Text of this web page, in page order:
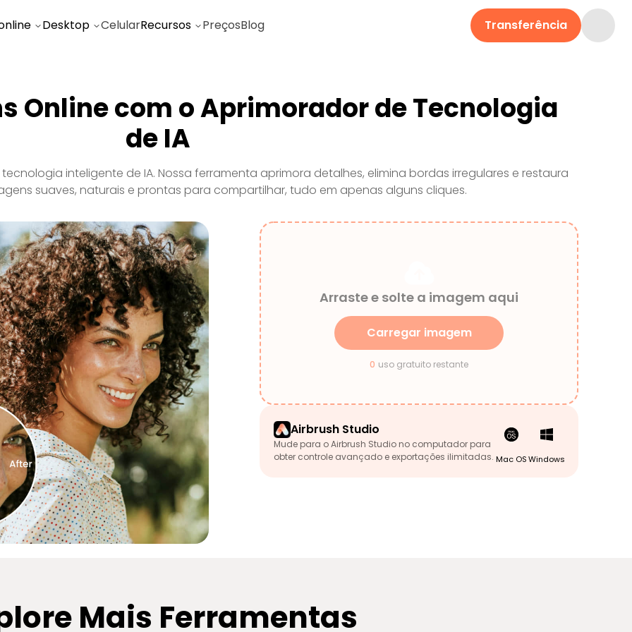
Desktop CelularRecursos PreçosBlog Transferência
Online com o Aprimorador de Tecnologia
de IA
inteligente de IA. Nossa ferramenta aprimora detalhes, elimina bordas irregulares e restaura
suaves, naturais e prontas para compartilhar, tudo em apenas alguns cliques.
Arraste e solte a imagem aqui
Carregar imagem
0 uso gratuito restante
Airbrush Studio
Mude para o Airbrush Studio no computador para
obter controle avançado e exportações ilimitadas. Mac OSWindows
Mais Ferramentas